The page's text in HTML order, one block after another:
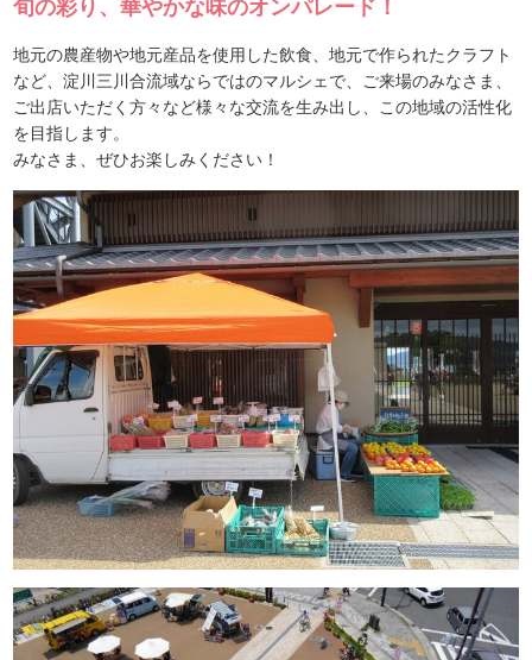
旬の彩り、華やかな味のオンパレード！
地元の農産物や地元産品を使用した飲食、地元で作られたクラフト
など、淀川三川合流域ならではのマルシェで、ご来場のみなさま、
ご出店いただく方々など様々な交流を生み出し、この地域の活性化
を目指します。
みなさま、ぜひお楽しみください！